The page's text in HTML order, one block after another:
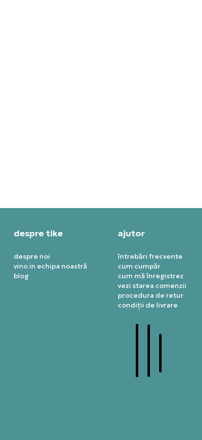
despre tike
despre noi
vino in echipa noastră
blog
ajutor
întrebări frecvente
cum cumpăr
cum mă înregistrez
vezi starea comenzii
procedura de retur
condiții de livrare